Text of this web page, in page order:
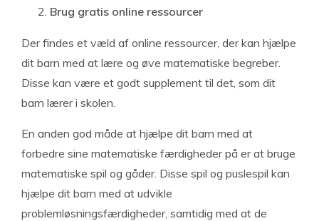
Brug gratis online ressourcer
Der findes et væld af online ressourcer, der kan hjælpe
dit barn med at lære og øve matematiske begreber.
Disse kan være et godt supplement til det, som dit
barn lærer i skolen.
En anden god måde at hjælpe dit barn med at
forbedre sine matematiske færdigheder på er at bruge
matematiske spil og gåder. Disse spil og puslespil kan
hjælpe dit barn med at udvikle
problemløsningsfærdigheder, samtidig med at de